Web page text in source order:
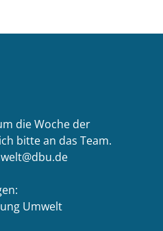
die Woche der
bitte an das Team.
Umwelt